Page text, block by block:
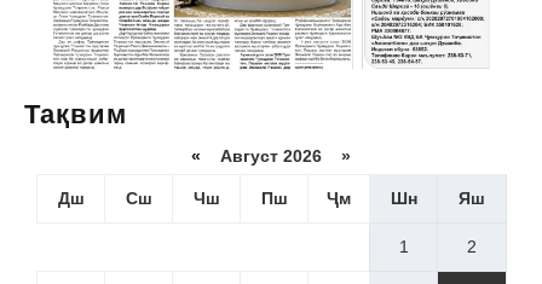
Тақвим
« Август 2026 »
Дш Сш Чш Пш Ҷм Шн Яш
1 2